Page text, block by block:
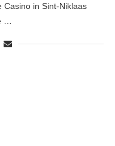
Casino in Sint-Niklaas
…